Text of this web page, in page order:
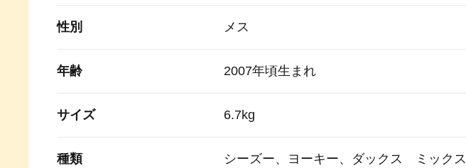
性別 メス
年齢 2007年頃生まれ
サイズ 6.7kg
種類 シーズー、ヨーキー、ダックス ミックス